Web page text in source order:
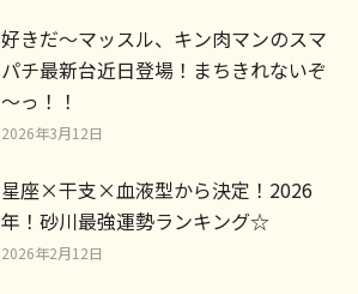
好きだ〜マッスル、キン肉マンのスマ
パチ最新台近日登場！まちきれないぞ
～っ！！
2026年3月12日
星座×干支×血液型から決定！2026
年！砂川最強運勢ランキング☆
2026年2月12日